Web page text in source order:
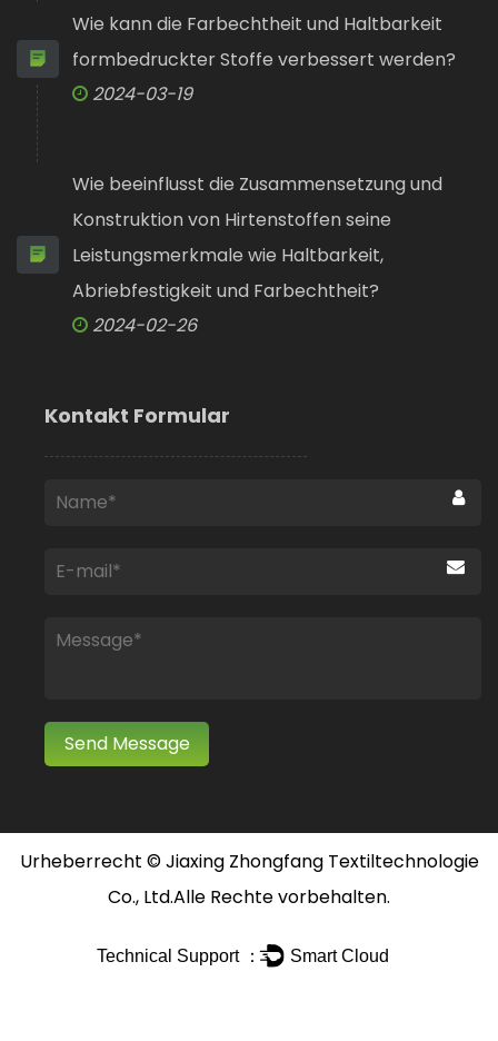
Wie kann die Farbechtheit und Haltbarkeit
formbedruckter Stoffe verbessert werden?
2024-03-19
Wie beeinflusst die Zusammensetzung und
Konstruktion von Hirtenstoffen seine
Leistungsmerkmale wie Haltbarkeit,
Abriebfestigkeit und Farbechtheit?
2024-02-26
Kontakt Formular
Urheberrecht ©Jiaxing Zhongfang Textiltechnologie
Co., Ltd.Alle Rechte vorbehalten.
Technical Support ： Smart Cloud